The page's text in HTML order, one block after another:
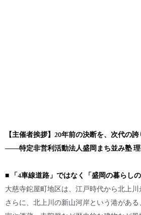
【主催者挨拶】20年前の決断を、次代の誇
――特定非営利活動法人盛岡まち並み塾
■ 「4車線道路」ではなく「盛岡の暮らし
大慈寺鉈屋町地区は、江戸時代から北上
さらに、北上川の新山河岸という港があ